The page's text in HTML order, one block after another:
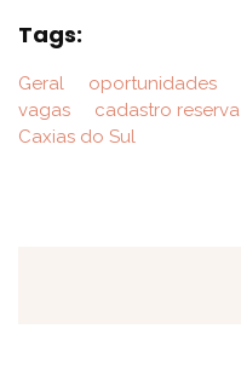
Tags:
Geral oportunidades
vagas
cadastro reserva
Caxias do Sul